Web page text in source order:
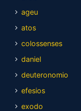
ageu
atos
colossenses
daniel
deuteronomio
efesios
exodo